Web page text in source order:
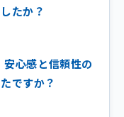
たか？
心感と信頼性の
ですか？